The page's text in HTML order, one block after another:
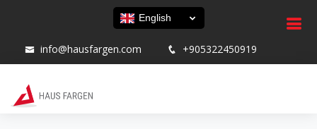
English
info@hausfargen.com +905322450919